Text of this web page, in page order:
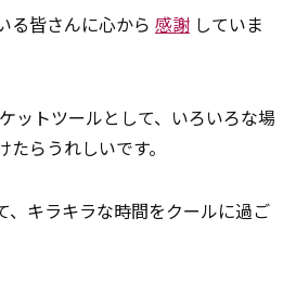
る皆さんに心から 感謝 していま
ットツールとして、いろいろな場
らうれしいです。
、キラキラな時間をクールに過ご